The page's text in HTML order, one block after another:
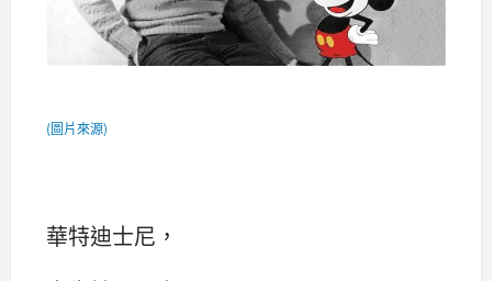
(圖片來源)
華特迪士尼，